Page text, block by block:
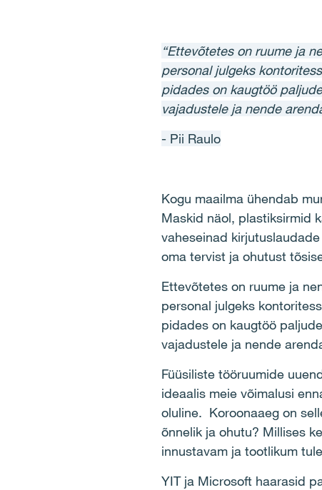
“Ettevõtetes on ruume ja
personal julgeks
pidades on kaugtöö
vajadustele ja nende
- Pii Raulo
Kogu maailma ühendab
Maskid näol, plastiksirmid
vaheseinad
oma tervist ja ohutust
Ettevõtetes on ruume ja
personal julgeks
pidades on kaugtöö
vajadustele ja nende
Füüsiliste tööruumide
ideaalis meie võimalusi
oluline. Koroonaaeg on
õnnelik ja ohutu? Millises
innustavam ja tootlikum
YIT ja Microsoft haarasid